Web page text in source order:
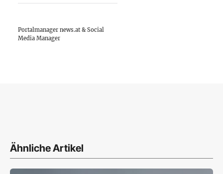
Portalmanager news.at & Social
Media Manager
Ähnliche Artikel